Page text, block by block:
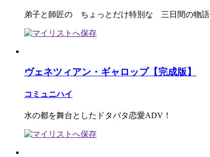
弟子と師匠の ちょっとだけ特別な 三日間の物語
ヴェネツィアン・ギャロップ【完成版】
コミュニハイ
水の都を舞台としたドタバタ恋愛ADV！